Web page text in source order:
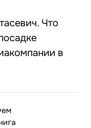
Что
в